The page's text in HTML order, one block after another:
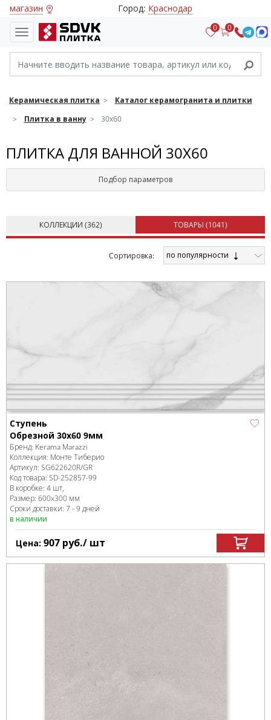
магазин Город: Краснодар
0 0
Керамическая плитка
Каталог керамогранита и плитки
Плитка в ванну
30х60
ПЛИТКА ДЛЯ ВАННОЙ 30Х60
Подбор параметров
КОЛЛЕКЦИИ (362) ТОВАРЫ (1041)
Cортировка: по популярности
Ступень
Обрезной 30x60 9мм
Бренд: Kerama Marazzi
Коллекция: Монте Тиберио
Артикул: SG622620R/GR
Код товара: SD-252857-99
В коробке: 4 шт,
Размер: 600x300 мм
Сроки доставки: 7 - 9 дней
в наличии
Цена: 907 руб./ шт